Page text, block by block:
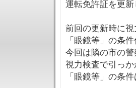
運転免許証を更新
前回の更新時に
「眼鏡等」の条
今回は隣の市の
視力検査で引っか
「眼鏡等」の条